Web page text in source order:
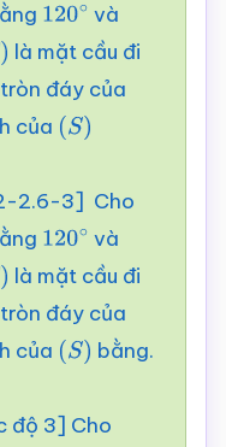
120∘ và
là mặt cầu đi
đáy của
của (S)
2.6-3] Cho
120∘ và
là mặt cầu đi
đáy của
của (S) bằng.
độ 3] Cho